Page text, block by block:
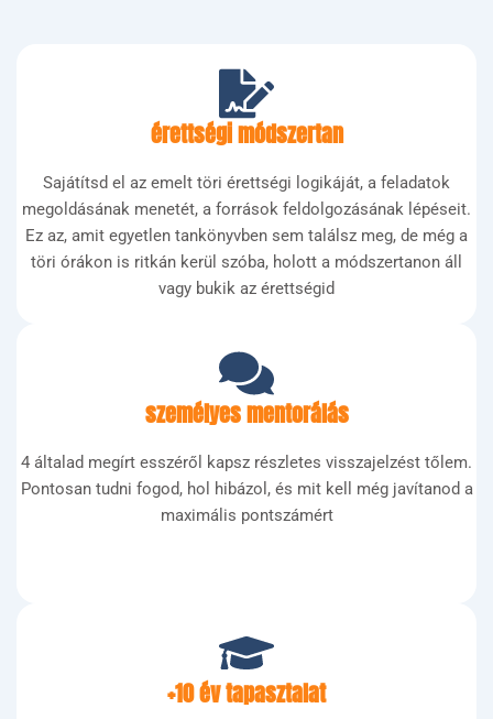
érettségi módszertan
Sajátítsd el az emelt töri érettségi logikáját, a feladatok
megoldásának menetét, a források feldolgozásának lépéseit.
Ez az, amit egyetlen tankönyvben sem találsz meg, de még a
töri órákon is ritkán kerül szóba, holott a módszertanon áll
vagy bukik az érettségid
személyes mentorálás
4 általad megírt esszéről kapsz részletes visszajelzést tőlem.
Pontosan tudni fogod, hol hibázol, és mit kell még javítanod a
maximális pontszámért
+10 év tapasztalat